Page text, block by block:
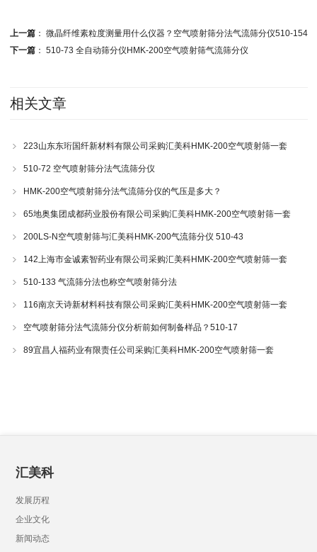
上一篇： 微晶纤维素粒度测量用什么仪器？空气喷射筛分法气流筛分仪510-154
下一篇： 510-73 全自动筛分仪HMK-200空气喷射筛气流筛分仪
相关文章
223山东东珩国纤新材料有限公司采购汇美科HMK-200空气喷射筛一套
510-72 空气喷射筛分法气流筛分仪
HMK-200空气喷射筛分法气流筛分仪的气压是多大？
65地奥集团成都药业股份有限公司采购汇美科HMK-200空气喷射筛一套
200LS-N空气喷射筛与汇美科HMK-200气流筛分仪 510-43
142上海市金诚素智药业有限公司采购汇美科HMK-200空气喷射筛一套
510-133 气流筛分法也称空气喷射筛分法
116南京天诗新材料科技有限公司采购汇美科HMK-200空气喷射筛一套
空气喷射筛分法气流筛分仪分析前如何制备样品？510-17
89宜昌人福药业有限责任公司采购汇美科HMK-200空气喷射筛一套
汇美科
发展历程
企业文化
新闻动态